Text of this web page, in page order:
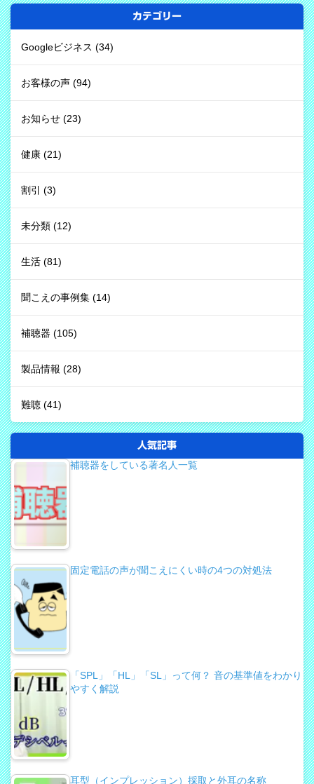
カテゴリー
Googleビジネス (34)
お客様の声 (94)
お知らせ (23)
健康 (21)
割引 (3)
未分類 (12)
生活 (81)
聞こえの事例集 (14)
補聴器 (105)
製品情報 (28)
難聴 (41)
人気記事
補聴器をしている著名人一覧
固定電話の声が聞こえにくい時の4つの対処法
「SPL」「HL」「SL」って何？ 音の基準値をわかり
やすく解説
耳型（インプレッション）採取と外耳の名称